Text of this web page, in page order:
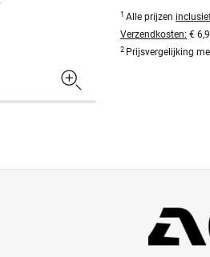
1 Alle prijzen
Verzendkosten: €
2 Prijsvergelijking